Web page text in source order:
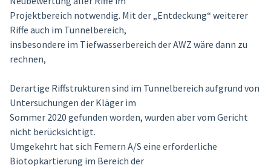
Projektbereich notwendig. Mit der „Entdeckung“ weiterer
Riffe auch im Tunnelbereich,
insbesondere im Tiefwasserbereich der AWZ wäre dann zu
rechnen,
Derartige Riffstrukturen sind im Tunnelbereich aufgrund von
Untersuchungen der Kläger im
Sommer 2020 gefunden worden, wurden aber vom Gericht
nicht berücksichtigt.
Umgekehrt hat sich Femern A/S eine erforderliche
Biotopkartierung im Bereich der